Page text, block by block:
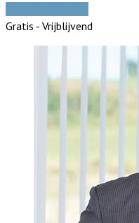
Gratis - Vrijblijvend